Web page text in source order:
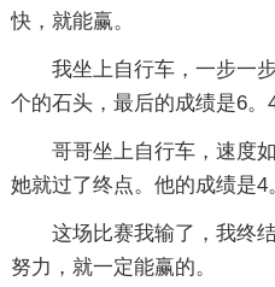
快，就能赢。
我坐上自行车，一步一
个的石头，最后的成绩是6。
哥哥坐上自行车，速度
她就过了终点。他的成绩是4
这场比赛我输了，我终
努力，就一定能赢的。